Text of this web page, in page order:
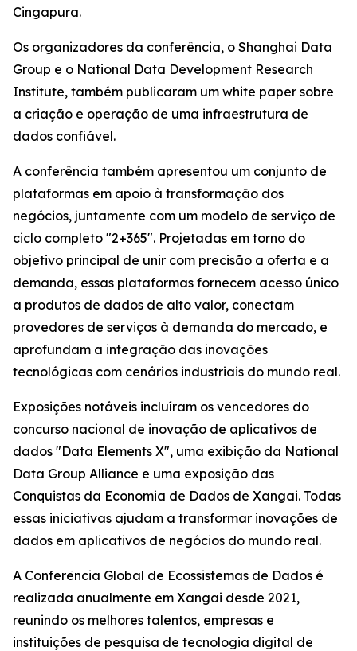
Cingapura.
Os organizadores da conferência, o Shanghai Data
Group e o National Data Development Research
Institute, também publicaram um white paper sobre
a criação e operação de uma infraestrutura de
dados confiável.
A conferência também apresentou um conjunto de
plataformas em apoio à transformação dos
negócios, juntamente com um modelo de serviço de
ciclo completo "2+365". Projetadas em torno do
objetivo principal de unir com precisão a oferta e a
demanda, essas plataformas fornecem acesso único
a produtos de dados de alto valor, conectam
provedores de serviços à demanda do mercado, e
aprofundam a integração das inovações
tecnológicas com cenários industriais do mundo real.
Exposições notáveis incluíram os vencedores do
concurso nacional de inovação de aplicativos de
dados "Data Elements X", uma exibição da National
Data Group Alliance e uma exposição das
Conquistas da Economia de Dados de Xangai. Todas
essas iniciativas ajudam a transformar inovações de
dados em aplicativos de negócios do mundo real.
A Conferência Global de Ecossistemas de Dados é
realizada anualmente em Xangai desde 2021,
reunindo os melhores talentos, empresas e
instituições de pesquisa de tecnologia digital de